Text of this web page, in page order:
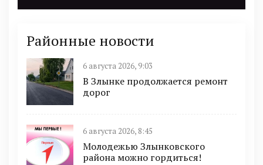
Районные новости
6 августа 2026, 9:03
В Злынке продолжается ремонт
дорог
6 августа 2026, 8:45
Молодежью Злынковского
района можно гордиться!